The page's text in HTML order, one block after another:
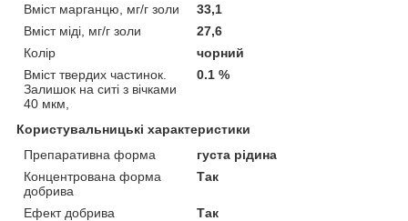
Вміст марганцю, мг/г золи
33,1
Вміст міді, мг/г золи
27,6
Колір
чорний
Вміст твердих частинок.
Залишок на ситі з вічками
40 мкм,
0.1 %
Користувальницькі характеристики
Препаративна форма
густа рідина
Концентрована форма
добрива
Так
Ефект добрива
Так